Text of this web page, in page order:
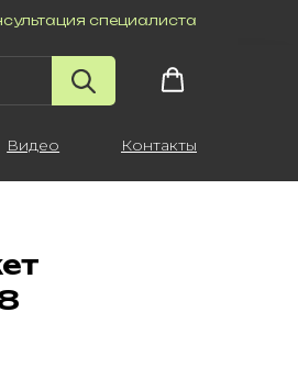
специалиста
Видео Контакты